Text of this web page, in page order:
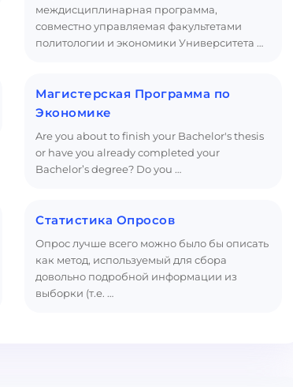
междисциплинарная программа,
совместно управляемая факультетами
политологии и экономики Университета …
Магистерская Программа по
Экономике
Are you about to finish your Bachelor's thesis
or have you already completed your
Bachelor’s degree? Do you …
Статистика Опросов
Опрос лучше всего можно было бы описать
как метод, используемый для сбора
довольно подробной информации из
выборки (т.е. …